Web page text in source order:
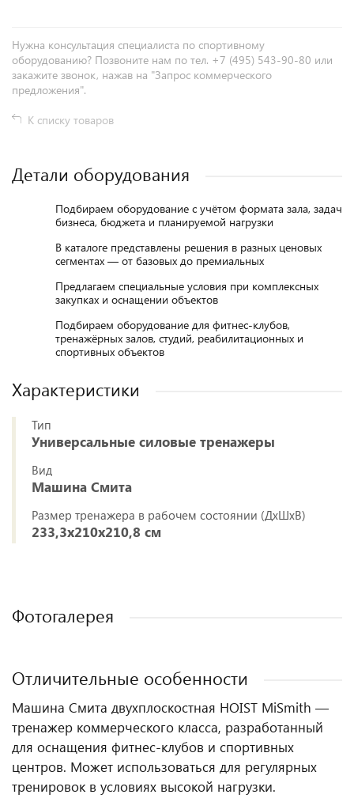
Нужна консультация специалиста по спортивному
оборудованию? Позвоните нам по тел. +7 (495) 543-90-80 или
закажите звонок, нажав на "Запрос коммерческого
предложения".
К списку товаров
Детали оборудования
Подбираем оборудование с учётом формата зала, задач
бизнеса, бюджета и планируемой нагрузки
В каталоге представлены решения в разных ценовых
сегментах — от базовых до премиальных
Предлагаем специальные условия при комплексных
закупках и оснащении объектов
Подбираем оборудование для фитнес-клубов,
тренажёрных залов, студий, реабилитационных и
спортивных объектов
Характеристики
Тип
Универсальные силовые тренажеры
Вид
Машина Смита
Размер тренажера в рабочем состоянии (ДхШхВ)
233,3х210х210,8 см
Фотогалерея
Отличительные особенности
Машина Смита двухплоскостная HOIST MiSmith —
тренажер коммерческого класса, разработанный
для оснащения фитнес‑клубов и спортивных
центров. Может использоваться для регулярных
тренировок в условиях высокой нагрузки.